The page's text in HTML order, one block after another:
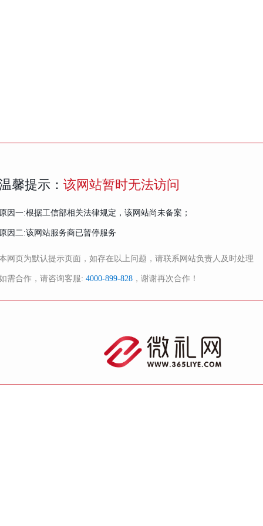
馨提示： 该网站暂时无法访问
因一:根据工信部相关法律规定，该网站尚未备案；
因二:该网站服务商已暂停服务
网页为默认提示页面，如存在以上问题，请联系网站负责人及时处理
需合作，请咨询客服: 4000-899-828 ，谢谢再次合作！